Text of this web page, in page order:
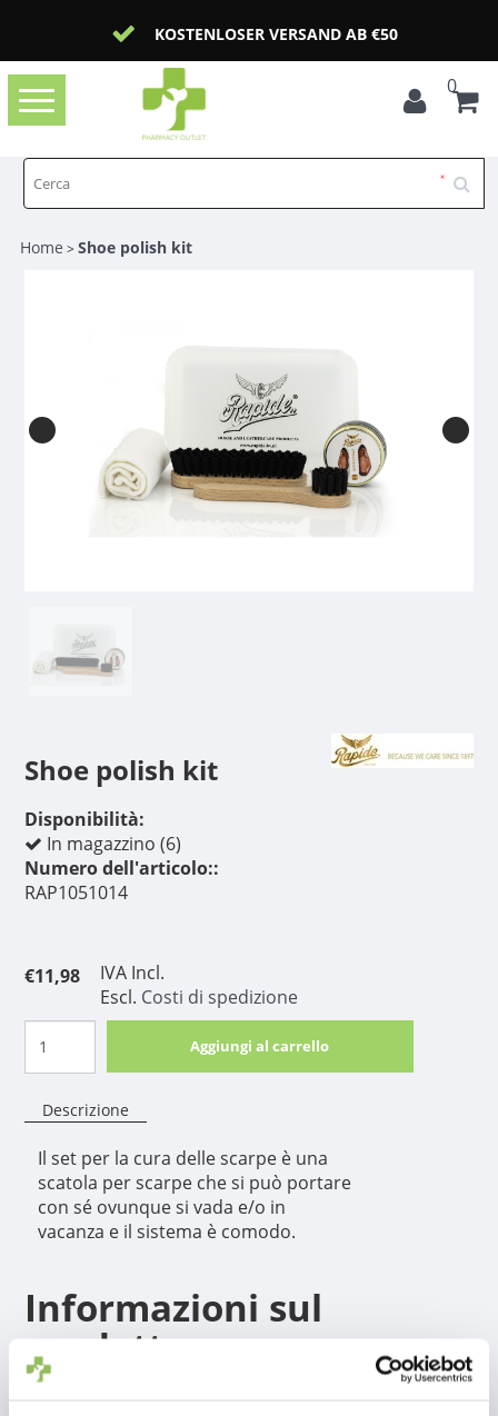
KOSTENLOSER VERSAND AB €50
Toggle
navigation
0
Home >Shoe polish kit
Shoe polish kit
Disponibilità:
In magazzino (6)
Numero dell'articolo::
RAP1051014
€11,98
IVA Incl.
Escl. Costi di spedizione
Aggiungi al carrello
Descrizione
Il set per la cura delle scarpe è una
scatola per scarpe che si può portare
con sé ovunque si vada e/o in
vacanza e il sistema è comodo.
Informazioni sul
prodotto
Il set per la cura delle scarpe è una scatola per scarpe che si può